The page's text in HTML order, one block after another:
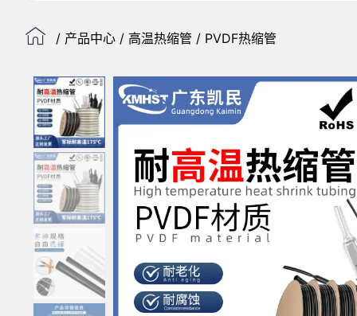
/ 产品中心 / 高温热缩管 / PVDF热缩管